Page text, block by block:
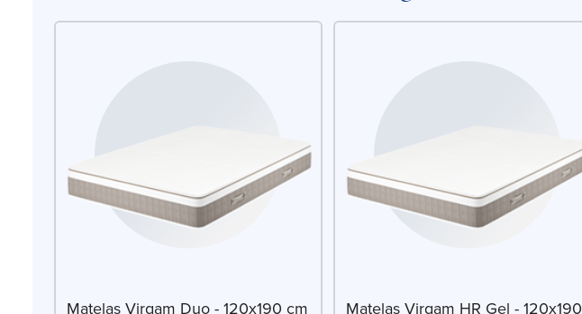
Matelas Virgam Duo - 120x190 cm Matelas Virgam HR Gel - 120x190